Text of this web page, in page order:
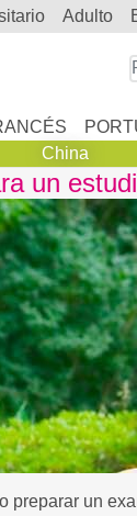
adulto
China
un
preparar un